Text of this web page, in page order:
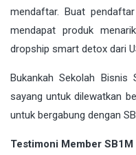
mendaftar. Buat
mendapat produk
dropship smart detox dari
Bukankah Sekolah
sayang untuk dilewatkan
untuk bergabung dengan
Testimoni Member SB1M